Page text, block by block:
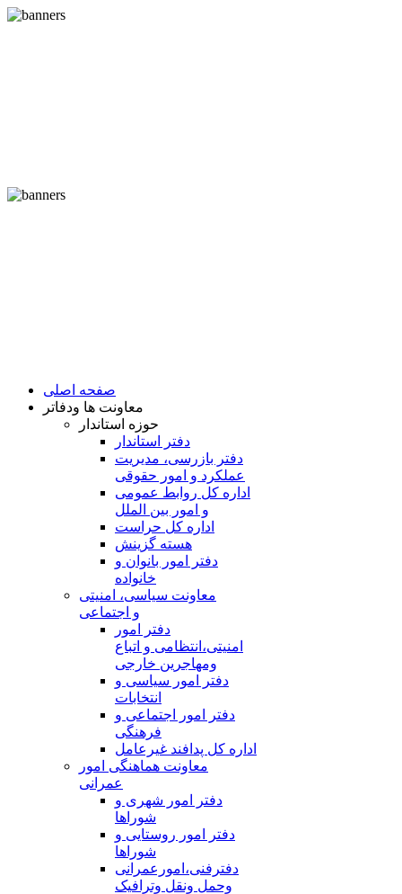
صفحه اصلی
معاونت ها ودفاتر
حوزه استاندار
دفتر استاندار
دفتر بازرسی، مدیریت
عملکرد و امور حقوقی
اداره کل روابط عمومی
و امور بین الملل
اداره کل حراست
هسته گزینش
دفتر امور بانوان و
خانواده
معاونت سیاسی، امنیتی
و اجتماعی
دفتر امور
امنيتی،انتظامی و اتباع
ومهاجرین خارجی
دفتر امور سیاسی و
انتخابات
دفتر امور اجتماعی و
فرهنگی
اداره کل پدافند غیرعامل
معاونت هماهنگی امور
عمرانی
دفتر امور شهری و
شوراها
دفتر امور روستایی و
شوراها
دفترفنی،امورعمرانی
وحمل ونقل وترافيک